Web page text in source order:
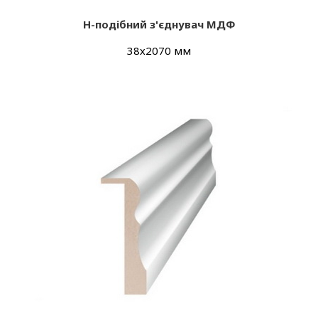
Н-подібний з'єднувач МДФ
38х2070 мм